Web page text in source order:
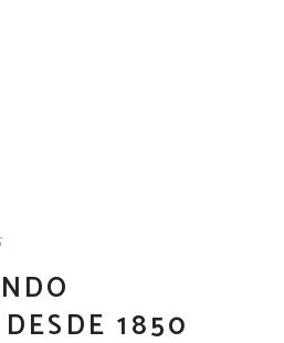
1850